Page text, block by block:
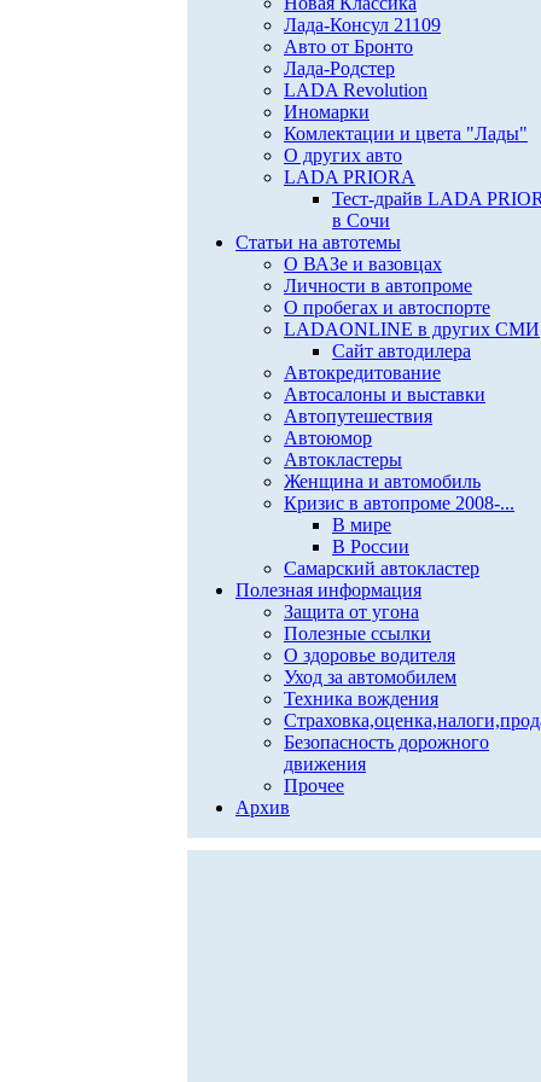
Лада-Консул 21109
Авто от Бронто
Лада-Родстер
LADA Revolution
Иномарки
Комлектации и цвета "Лады"
О других авто
LADA PRIORA
Тест-драйв LADA
в Сочи
Статьи на автотемы
О ВАЗе и вазовцах
Личности в автопроме
О пробегах и автоспорте
LADAONLINE в других СМИ
Сайт автодилера
Автокредитование
Автосалоны и выставки
Автопутешествия
Автоюмор
Автокластеры
Женщина и автомобиль
Кризис в автопроме 2008-...
В мире
В России
Самарский автокластер
Полезная информация
Защита от угона
Полезные ссылки
О здоровье водителя
Уход за автомобилем
Техника вождения
Безопасность дорожного
движения
Прочее
Архив